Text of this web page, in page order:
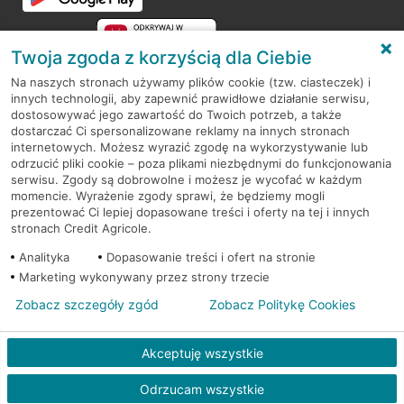
RODO
Regulamin serwisu
Mapa serwisu
PolitykaCookies
© 2026 Credit Agricole Bank Polska S.A. Wszelkie prawa zastrzeżone
Twoja zgoda z korzyścią dla Ciebie
Na naszych stronach używamy plików cookie (tzw. ciasteczek) i
innych technologii, aby zapewnić prawidłowe działanie serwisu,
dostosowywać jego zawartość do Twoich potrzeb, a także
dostarczać Ci spersonalizowane reklamy na innych stronach
internetowych. Możesz wyrazić zgodę na wykorzystywanie lub
odrzucić pliki cookie – poza plikami niezbędnymi do funkcjonowania
serwisu. Zgody są dobrowolne i możesz je wycofać w każdym
momencie. Wyrażenie zgody sprawi, że będziemy mogli
prezentować Ci lepiej dopasowane treści i oferty na tej i innych
stronach Credit Agricole.
Analityka
Dopasowanie treści i ofert na stronie
Marketing wykonywany przez strony trzecie
Akceptuję wszystkie
Odrzucam wszystkie
Zobacz szczegóły zgód Zobacz Politykę Cookies